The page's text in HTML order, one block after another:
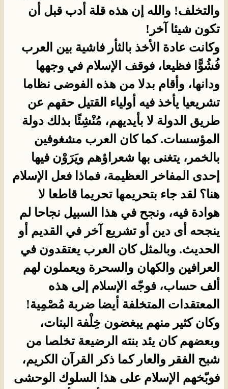
والتخلف! والله إن هذه قلة أدب قبل أن
تكون شيئا آخر!
وكانت عادة الأخذ بالثأر فاشية بين العرب
فُشُوًّا فظيعا، فوقف الإسلام في وجهها
ودانها، وأقام بدلا من هذه الفوضى نظاما
تشريعيا يأخذ فيه أولياء القتيل حقهم عن
طريق الدولة لا بأيديهم، مُنْشِئًا بذلك دولة
المؤسسات. كما كان العرب مشغوفين
بالخمر، يتغنى بها شعراؤهم ويَرَوْن فيها
إحدى المفاخر العظيمة، فماذا فعل الإسلام
هنا؟ لقد جاء بتحريمها تحريما قاطعا لا
هوادة فيه، ونجح في هذا السبيل نجاحا لم
ينجحه أى دين أو تشريع آخر في القديم أو
الحديث. وبالمثل كان العرب يعتقدون في
العرافين والكهان والسحرة ويعملون لهم
ألف حساب، فوجّه الإسلام إلى هذه
المعتقدات المتخلفة أيضا ضربة مُصْمِية!
وكان كثير منهم يبغضون خِلْفة البنات،
وبعضهم كان يئد بنته الرضيعة تخلصا من
شبح الفقر والعار كما ذكر القرآن الكريم،
فوبّخهم الإسلام على هذا السلوك الوحشى